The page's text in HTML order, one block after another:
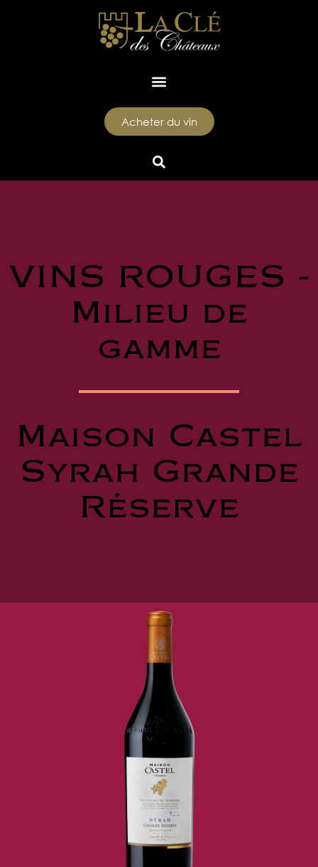
Acheter du vin
VINS ROUGES -
Milieu de
gamme
Maison Castel
Syrah Grande
Réserve